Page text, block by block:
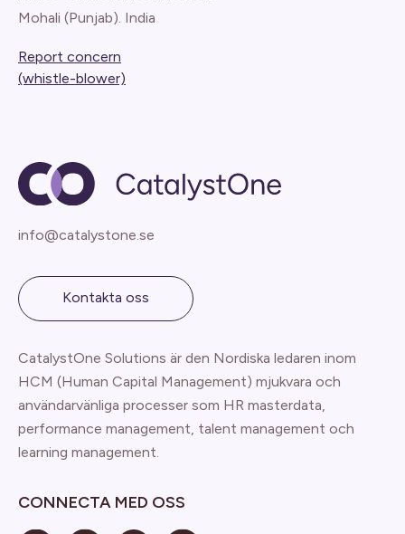
Mohali (Punjab). India
Report concern
(whistle-blower)
info@catalystone.se
Kontakta oss
CatalystOne Solutions är den Nordiska ledaren inom
HCM (Human Capital Management) mjukvara och
användarvänliga processer som HR masterdata,
performance management, talent management och
learning management.
CONNECTA MED OSS